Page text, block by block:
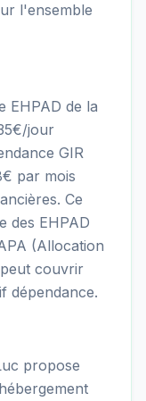
l'ensemble
EHPAD de la
jour
GIR
par mois
Ce
des EHPAD
(Allocation
couvrir
dépendance.
propose